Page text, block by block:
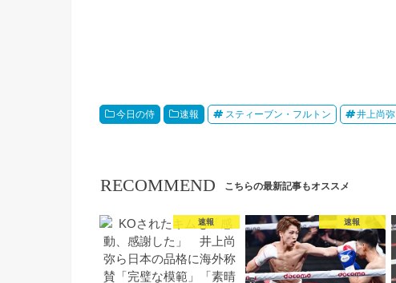
今日の侍 速報 スティーブン・フルトン 井上尚弥
RECOMMEND こちらの最新記事もオススメ
速報 速報